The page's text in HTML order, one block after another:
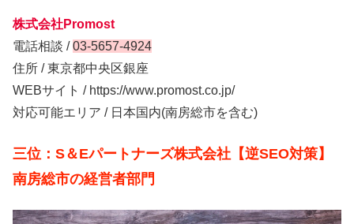
株式会社Promost
電話相談 /03-5657-4924
住所 / 東京都中央区銀座
WEBサイト / https://www.promost.co.jp/
対応可能エリア / 日本国内(南房総市を含む)
三位：S＆Eパートナーズ株式会社【逆SEO対策】
南房総市の経営者部門